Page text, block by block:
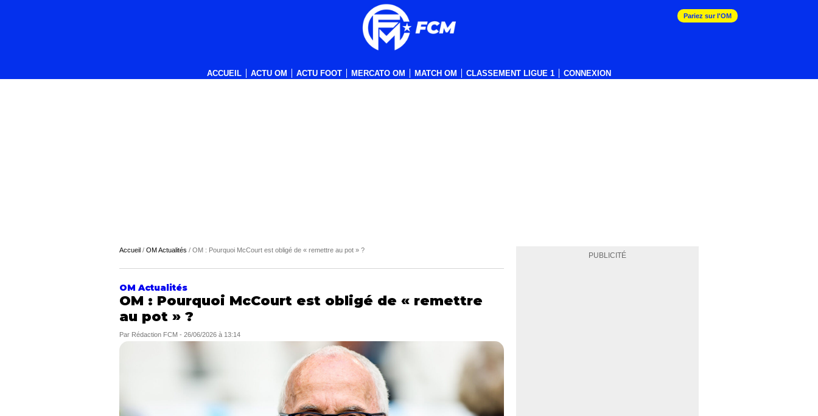
ACCUEIL ACTU OM ACTU FOOT MERCATO OM MATCH OM CLASSEMENT LIGUE 1 CONNEXION
Pariez sur l'OM
PUBLICITÉ
Accueil / OM Actualités / OM : Pourquoi McCourt est obligé de « remettre au pot » ?
OM Actualités
OM : Pourquoi McCourt est obligé de « remettre
au pot » ?
Par Rédaction FCM - 26/06/2026 à 13:14